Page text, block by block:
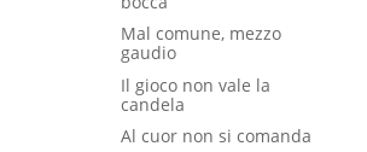
Mal comune, mezzo
gaudio
Il gioco non vale la
candela
Al cuor non si comanda